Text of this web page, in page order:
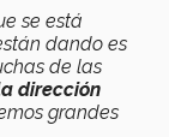
se está
dando es
de las
dirección
grandes